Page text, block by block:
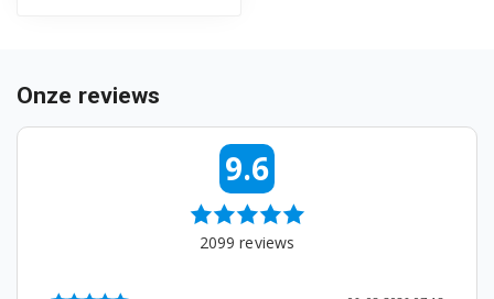
Onze reviews
9.6
2099 reviews